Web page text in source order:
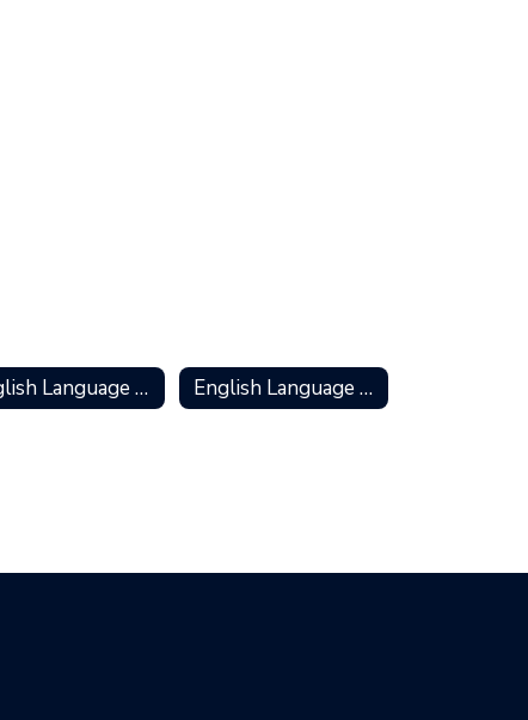
English Language Development Standards English Language Proficiency Test for California - ELPAC